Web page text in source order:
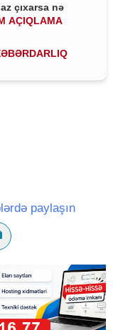
çıxarsa nə
AÇIQLAMA
paylaşın